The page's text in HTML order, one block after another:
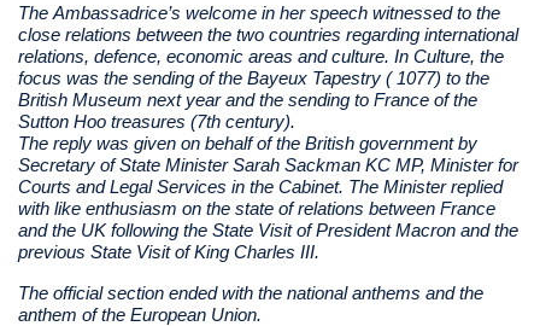
The Ambassadrice’s welcome in her speech witnessed to the
close relations between the two countries regarding international
relations, defence, economic areas and culture. In Culture, the
focus was the sending of the Bayeux Tapestry ( 1077) to the
British Museum next year and the sending to France of the
Sutton Hoo treasures (7th century).
The reply was given on behalf of the British government by
Secretary of State Minister Sarah Sackman KC MP, Minister for
Courts and Legal Services in the Cabinet. The Minister replied
with like enthusiasm on the state of relations between France
and the UK following the State Visit of President Macron and the
previous State Visit of King Charles III.
The official section ended with the national anthems and the
anthem of the European Union.